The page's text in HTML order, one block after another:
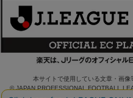
本サイトで使用している文章・画像
© JAPAN PROFESSIONAL FOOTBALL